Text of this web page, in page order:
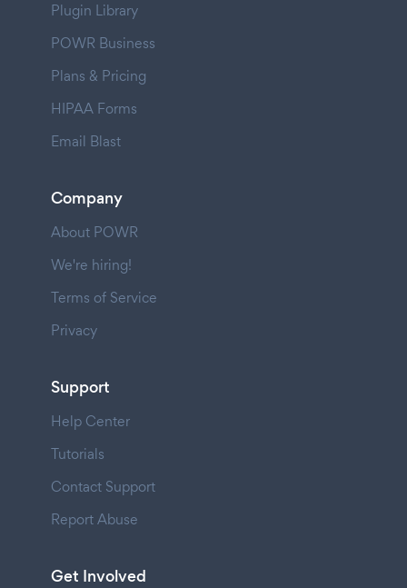
Plugin Library
POWR Business
Plans & Pricing
HIPAA Forms
Email Blast
Company
About POWR
We're hiring!
Terms of Service
Privacy
Support
Help Center
Tutorials
Contact Support
Report Abuse
Get Involved